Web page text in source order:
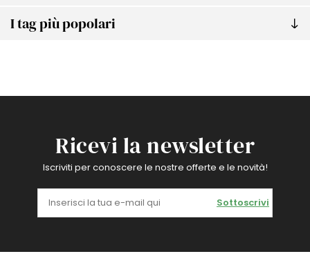
I tag più popolari
Ricevi la newsletter
Iscriviti per conoscere le nostre offerte e le novità!
Sottoscrivi